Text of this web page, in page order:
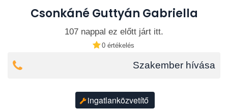
Csonkáné Guttyán Gabriella
107 nappal ez előtt járt itt.
0 értékelés
Szakember hívása
ingatlanközvetítő